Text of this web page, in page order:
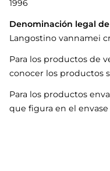
1996
Denominación legal
Langostino vannamei
Para los productos de
conocer los productos
Para los productos
que figura en el